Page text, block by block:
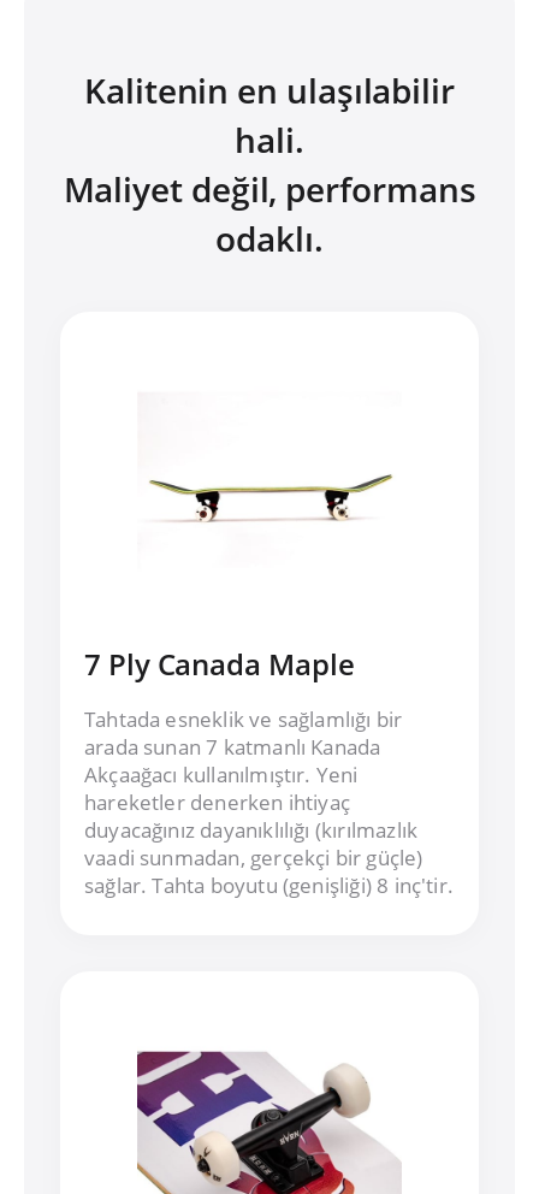
Kalitenin en ulaşılabilir
hali.
Maliyet değil, performans
odaklı.
7 Ply Canada Maple
Tahtada esneklik ve sağlamlığı bir
arada sunan 7 katmanlı Kanada
Akçaağacı kullanılmıştır. Yeni
hareketler denerken ihtiyaç
duyacağınız dayanıklılığı (kırılmazlık
vaadi sunmadan, gerçekçi bir güçle)
sağlar. Tahta boyutu (genişliği) 8 inç'tir.